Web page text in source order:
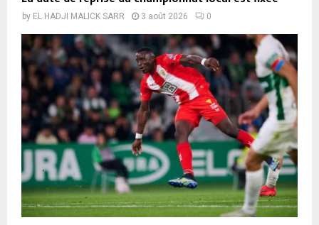
by EL HADJI MALICK SARR 3 août 2026 0